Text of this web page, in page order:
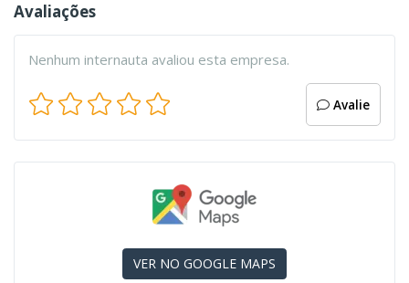
Avaliações
Nenhum internauta avaliou esta empresa.
Avalie
VER NO GOOGLE MAPS